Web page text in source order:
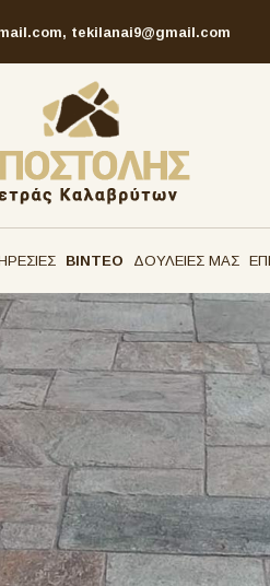
tekilanai9@gmail.com
ΒΙΝΤΕΟ ΔΟΥΛΕΙΕΣ ΜΑΣ